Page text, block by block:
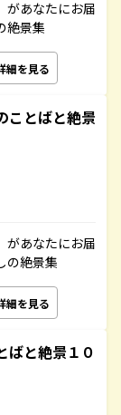
があなたにお届
絶景集
細を見る
ことばと絶景
があなたにお届
の絶景集
細を見る
ばと絶景１０